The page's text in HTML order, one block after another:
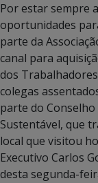
Por estar sempre
oportunidades
parte da
canal para
dos
colegas
parte do
Sustentável, que
local que visitou
Executivo Carlos
desta segunda-